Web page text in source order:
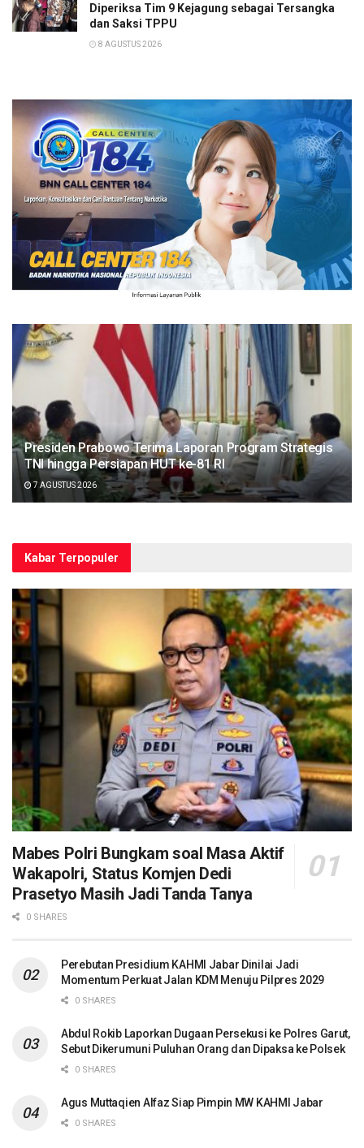
Diperiksa Tim 9 Kejagung sebagai Tersangka
dan Saksi TPPU
8 AGUSTUS 2026
Presiden Prabowo Terima Laporan Program Strategis
TNI hingga Persiapan HUT ke-81 RI
7 AGUSTUS 2026
Kabar Terpopuler
Mabes Polri Bungkam soal Masa Aktif
Wakapolri, Status Komjen Dedi
Prasetyo Masih Jadi Tanda Tanya
0 SHARES
Perebutan Presidium KAHMI Jabar Dinilai Jadi
Momentum Perkuat Jalan KDM Menuju Pilpres 2029
0 SHARES
Abdul Rokib Laporkan Dugaan Persekusi ke Polres Garut,
Sebut Dikerumuni Puluhan Orang dan Dipaksa ke Polsek
0 SHARES
Agus Muttaqien Alfaz Siap Pimpin MW KAHMI Jabar
0 SHARES